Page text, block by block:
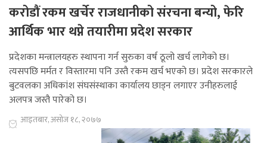
करोडौं रकम खर्चेर राजधानीको संरचना बन्यो, फेरि
आर्थिक भार थप्ने तयारीमा प्रदेश सरकार
प्रदेशका मन्त्रालयहरु स्थापना गर्न सुरुका वर्ष ठूलो खर्च लागेको छ।
त्यसपछि मर्मत र विस्तारमा पनि उस्तै रकम खर्च भएको छ। प्रदेश सरकारले
बुटवलका अधिकांश संघसंस्थाका कार्यालय छाड्न लगाएर उनीहरुलाई
अलपत्र जस्तै पारेको छ।
आइतबार, असोज १८, २०७७